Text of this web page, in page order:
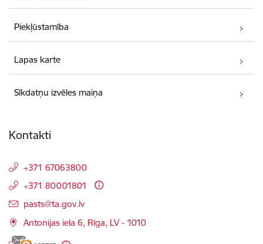
Piekļūstamība
Lapas karte
Sīkdatņu izvēles maiņa
Kontakti
+371 67063800
+371 80001801
E-pasts:
pasts@ta.gov.lv
Antonijas iela 6, Rīga, LV - 1010